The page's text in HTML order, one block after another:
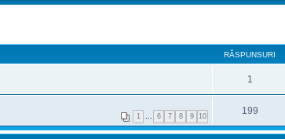
RĂSPUNSURI
1
1 … 6 7 8 9 10 199